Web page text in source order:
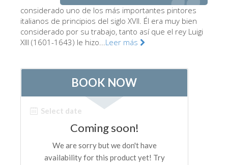
Galería de la Academia
Galería Palatina
Museo de San Marcos
Museo Arqueológico
El Taller de las Piedras Duras
Museo Galileo
Jardín de Boboli
La Torre de Arnolfo
considerado uno de los más importantes pintores
italianos de principios del siglo XVII. Él era muy bien
considerado por su trabajo, tanto así que el rey Luigi
XIII (1601-1643) le hizo...Leer más